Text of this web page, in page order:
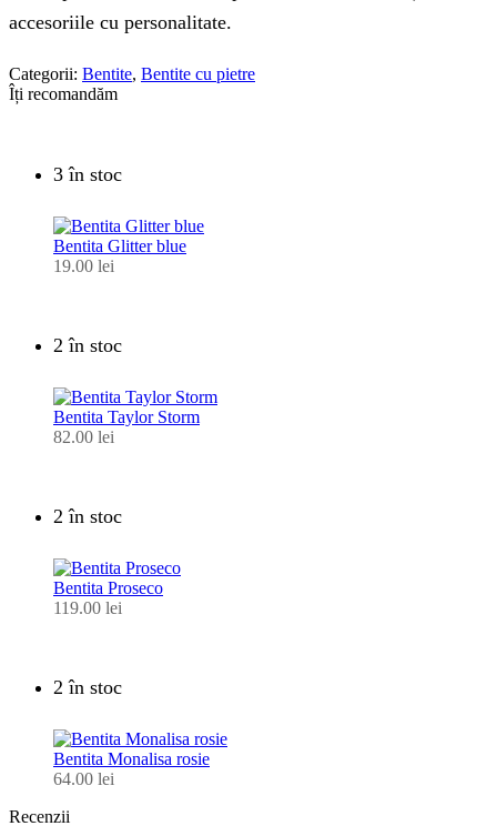
accesoriile cu personalitate.
Categorii: Bentite, Bentite cu pietre
Îți recomandăm
3 în stoc
Bentita Glitter blue
19.00 lei
2 în stoc
Bentita Taylor Storm
82.00 lei
2 în stoc
Bentita Proseco
119.00 lei
2 în stoc
Bentita Monalisa rosie
64.00 lei
Recenzii